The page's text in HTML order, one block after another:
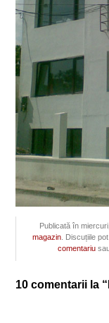
Publicată în
magazin. Discuțiile
comentariu
10 comentarii la